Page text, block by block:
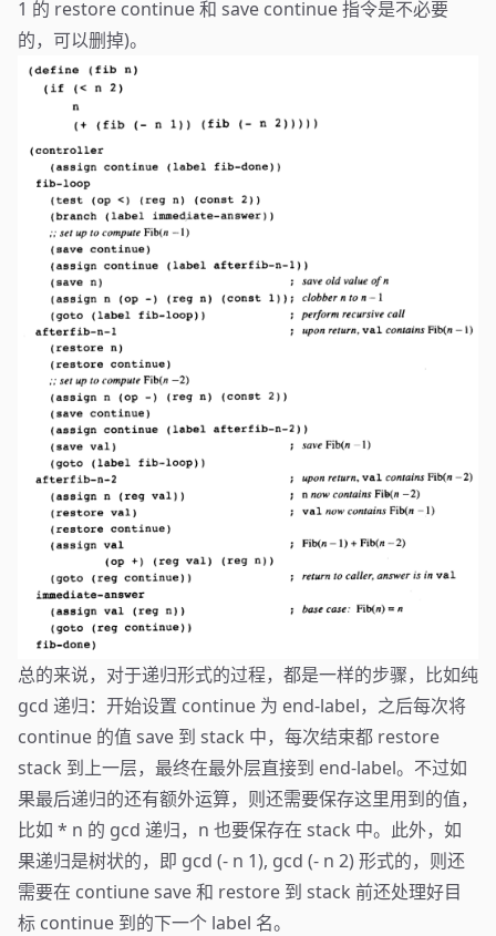
1 的 restore continue 和 save continue 指令是不必要
的，可以删掉)。
总的来说，对于递归形式的过程，都是一样的步骤，比如纯
gcd 递归：开始设置 continue 为 end-label，之后每次将
continue 的值 save 到 stack 中，每次结束都 restore
stack 到上一层，最终在最外层直接到 end-label。不过如
果最后递归的还有额外运算，则还需要保存这里用到的值，
比如 * n 的 gcd 递归，n 也要保存在 stack 中。此外，如
果递归是树状的，即 gcd (- n 1), gcd (- n 2) 形式的，则还
需要在 contiune save 和 restore 到 stack 前还处理好目
标 continue 到的下一个 label 名。